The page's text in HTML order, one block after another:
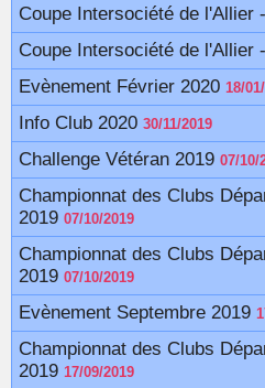
Coupe Intersociété de l'Allier
Coupe Intersociété de l'Allier
Evènement Février 2020 18/
Info Club 2020 30/11/2019
Challenge Vétéran 2019 07/10/
Championnat des Clubs
2019 07/10/2019
Championnat des Clubs
2019 07/10/2019
Evènement Septembre 2019
Championnat des Clubs
2019 17/09/2019